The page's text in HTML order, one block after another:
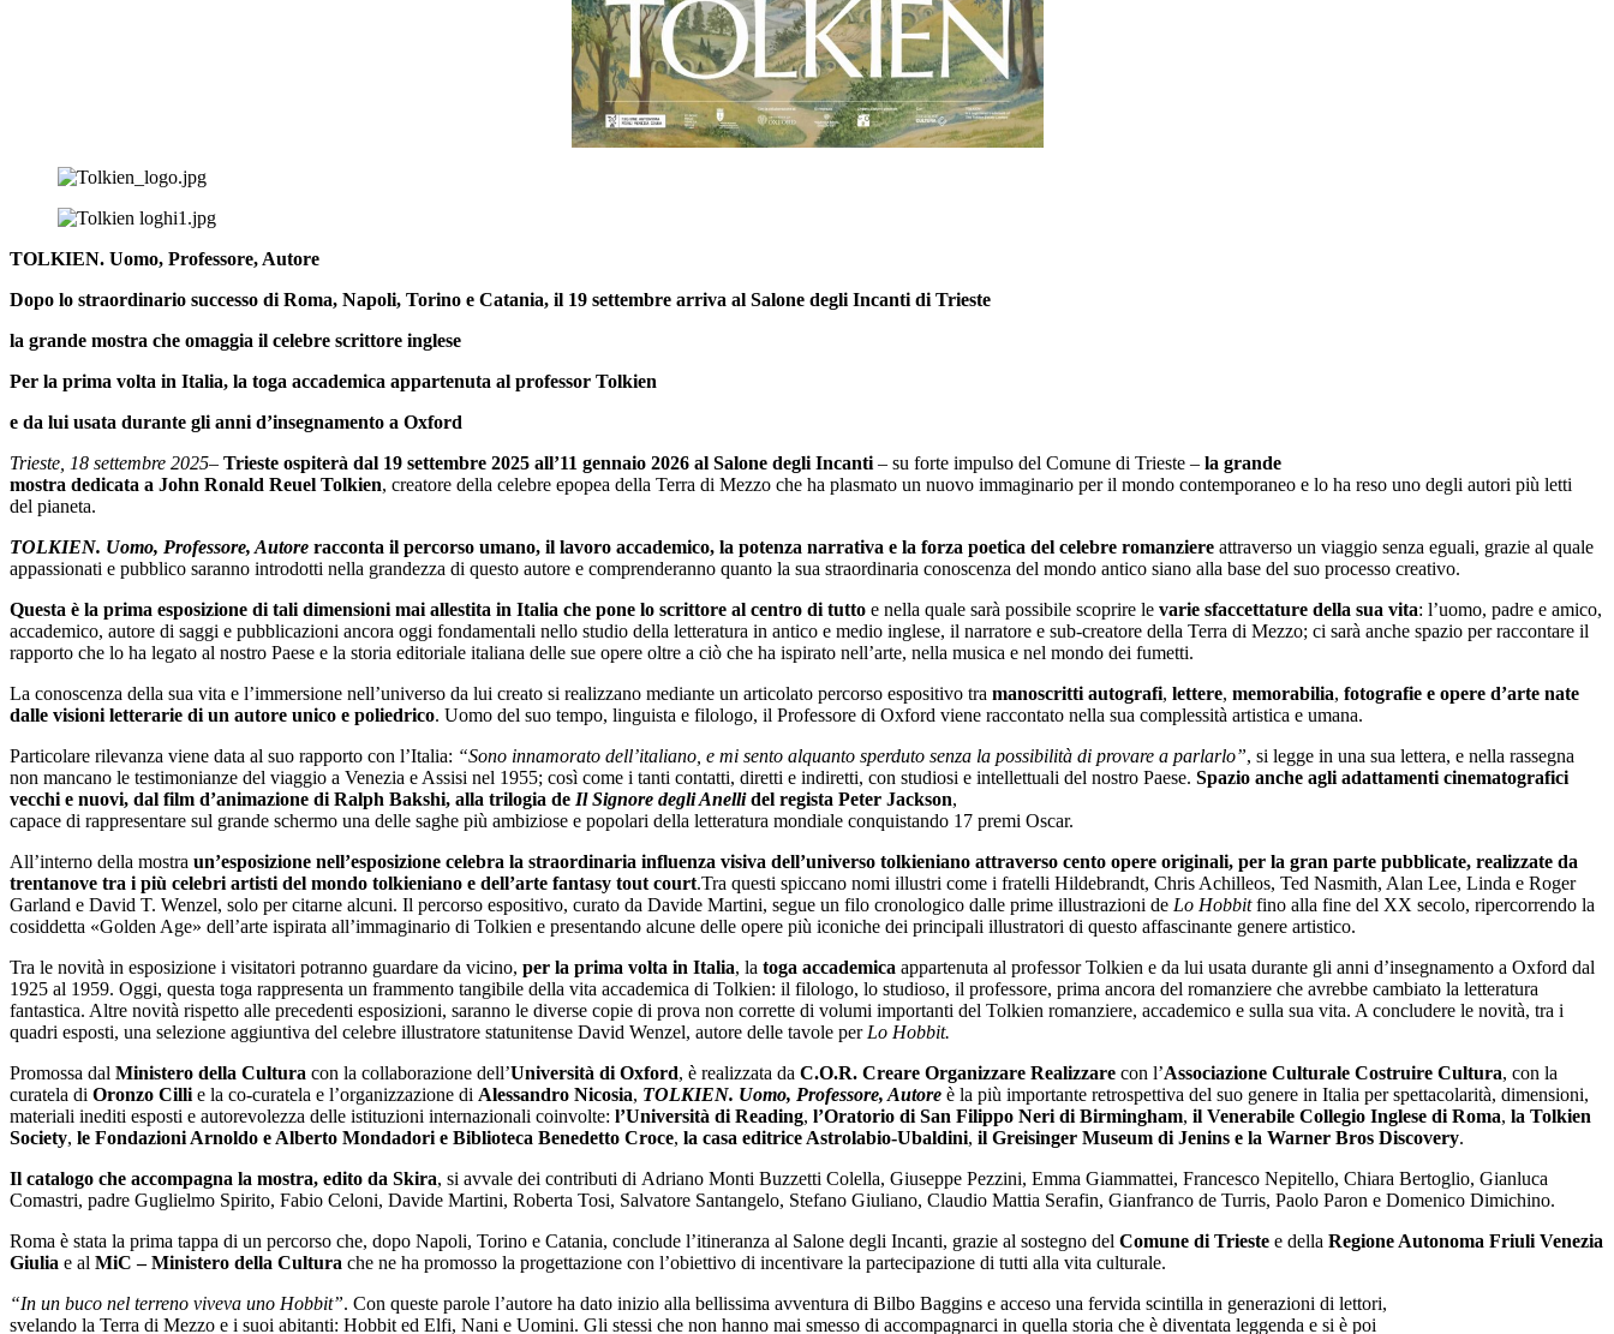
TOLKIEN. Uomo, Professore, Autore
Dopo lo straordinario successo di Roma, Napoli, Torino e Catania, il 19 settembre arriva al Salone degli Incanti di Trieste
la grande mostra che omaggia il celebre scrittore inglese
Per la prima volta in Italia, la toga accademica appartenuta al professor Tolkien
e da lui usata durante gli anni d’insegnamento a Oxford
Trieste, 18 settembre 2025– Trieste ospiterà dal 19 settembre 2025 all’11 gennaio 2026 al Salone degli Incanti – su forte impulso del Comune di Trieste – la grande
mostra dedicata a John Ronald Reuel Tolkien, creatore della celebre epopea della Terra di Mezzo che ha plasmato un nuovo immaginario per il mondo contemporaneo e lo ha reso uno degli autori più letti
del pianeta.
TOLKIEN. Uomo, Professore, Autore racconta il percorso umano, il lavoro accademico, la potenza narrativa e la forza poetica del celebre romanziere attraverso un viaggio senza eguali, grazie al quale
appassionati e pubblico saranno introdotti nella grandezza di questo autore e comprenderanno quanto la sua straordinaria conoscenza del mondo antico siano alla base del suo processo creativo.
Questa è la prima esposizione di tali dimensioni mai allestita in Italia che pone lo scrittore al centro di tutto e nella quale sarà possibile scoprire le varie sfaccettature della sua vita: l’uomo, padre e amico,
accademico, autore di saggi e pubblicazioni ancora oggi fondamentali nello studio della letteratura in antico e medio inglese, il narratore e sub-creatore della Terra di Mezzo; ci sarà anche spazio per raccontare il
rapporto che lo ha legato al nostro Paese e la storia editoriale italiana delle sue opere oltre a ciò che ha ispirato nell’arte, nella musica e nel mondo dei fumetti.
La conoscenza della sua vita e l’immersione nell’universo da lui creato si realizzano mediante un articolato percorso espositivo tra manoscritti autografi, lettere, memorabilia, fotografie e opere d’arte nate
dalle visioni letterarie di un autore unico e poliedrico. Uomo del suo tempo, linguista e filologo, il Professore di Oxford viene raccontato nella sua complessità artistica e umana.
Particolare rilevanza viene data al suo rapporto con l’Italia: “Sono innamorato dell’italiano, e mi sento alquanto sperduto senza la possibilità di provare a parlarlo”, si legge in una sua lettera, e nella rassegna
non mancano le testimonianze del viaggio a Venezia e Assisi nel 1955; così come i tanti contatti, diretti e indiretti, con studiosi e intellettuali del nostro Paese. Spazio anche agli adattamenti cinematografici
vecchi e nuovi, dal film d’animazione di Ralph Bakshi, alla trilogia de Il Signore degli Anellidel regista Peter Jackson,
capace di rappresentare sul grande schermo una delle saghe più ambiziose e popolari della letteratura mondiale conquistando 17 premi Oscar.
All’interno della mostra un’esposizione nell’esposizione celebra la straordinaria influenza visiva dell’universo tolkieniano attraverso cento opere originali, per la gran parte pubblicate, realizzate da
trentanove tra i più celebri artisti del mondo tolkieniano e dell’arte fantasy tout court.Tra questi spiccano nomi illustri come i fratelli Hildebrandt, Chris Achilleos, Ted Nasmith, Alan Lee, Linda e Roger
Garland e David T. Wenzel, solo per citarne alcuni. Il percorso espositivo, curato da Davide Martini, segue un filo cronologico dalle prime illustrazioni de Lo Hobbitfino alla fine del XX secolo, ripercorrendo la
cosiddetta «Golden Age» dell’arte ispirata all’immaginario di Tolkien e presentando alcune delle opere più iconiche dei principali illustratori di questo affascinante genere artistico.
Tra le novità in esposizione i visitatori potranno guardare da vicino, per la prima volta in Italia, la toga accademica appartenuta al professor Tolkien e da lui usata durante gli anni d’insegnamento a Oxford dal
1925 al 1959. Oggi, questa toga rappresenta un frammento tangibile della vita accademica di Tolkien: il filologo, lo studioso, il professore, prima ancora del romanziere che avrebbe cambiato la letteratura
fantastica. Altre novità rispetto alle precedenti esposizioni, saranno le diverse copie di prova non corrette di volumi importanti del Tolkien romanziere, accademico e sulla sua vita. A concludere le novità, tra i
quadri esposti, una selezione aggiuntiva del celebre illustratore statunitense David Wenzel, autore delle tavole per Lo Hobbit.
Promossa dal Ministero della Cultura con la collaborazione dell’Università di Oxford, è realizzata da C.O.R. Creare Organizzare Realizzare con l’Associazione Culturale Costruire Cultura, con la
curatela di Oronzo Cilli e la co-curatela e l’organizzazione di Alessandro Nicosia, TOLKIEN. Uomo, Professore, Autore è la più importante retrospettiva del suo genere in Italia per spettacolarità, dimensioni,
materiali inediti esposti e autorevolezza delle istituzioni internazionali coinvolte: l’Università di Reading, l’Oratorio di San Filippo Neri di Birmingham, il Venerabile Collegio Inglese di Roma, la Tolkien
Society, le Fondazioni Arnoldo e Alberto Mondadori e Biblioteca Benedetto Croce, la casa editrice Astrolabio-Ubaldini, il Greisinger Museum di Jenins e la Warner Bros Discovery.
Il catalogo che accompagna la mostra, edito da Skira, si avvale dei contributi di Adriano Monti Buzzetti Colella, Giuseppe Pezzini, Emma Giammattei, Francesco Nepitello, Chiara Bertoglio, Gianluca
Comastri, padre Guglielmo Spirito, Fabio Celoni, Davide Martini, Roberta Tosi, Salvatore Santangelo, Stefano Giuliano, Claudio Mattia Serafin, Gianfranco de Turris, Paolo Paron e Domenico Dimichino.
Roma è stata la prima tappa di un percorso che, dopo Napoli, Torino e Catania, conclude l’itineranza al Salone degli Incanti, grazie al sostegno del Comune di Trieste e della Regione Autonoma Friuli Venezia
Giulia e al MiC – Ministero della Cultura che ne ha promosso la progettazione con l’obiettivo di incentivare la partecipazione di tutti alla vita culturale.
“In un buco nel terreno viveva uno Hobbit”. Con queste parole l’autore ha dato inizio alla bellissima avventura di Bilbo Baggins e acceso una fervida scintilla in generazioni di lettori,
svelando la Terra di Mezzo e i suoi abitanti: Hobbit ed Elfi, Nani e Uomini. Gli stessi che non hanno mai smesso di accompagnarci in quella storia che è diventata leggenda e si è poi